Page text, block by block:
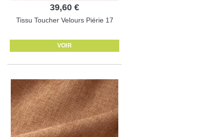
39,60 €
Tissu Toucher Velours Piérie 17
VOIR